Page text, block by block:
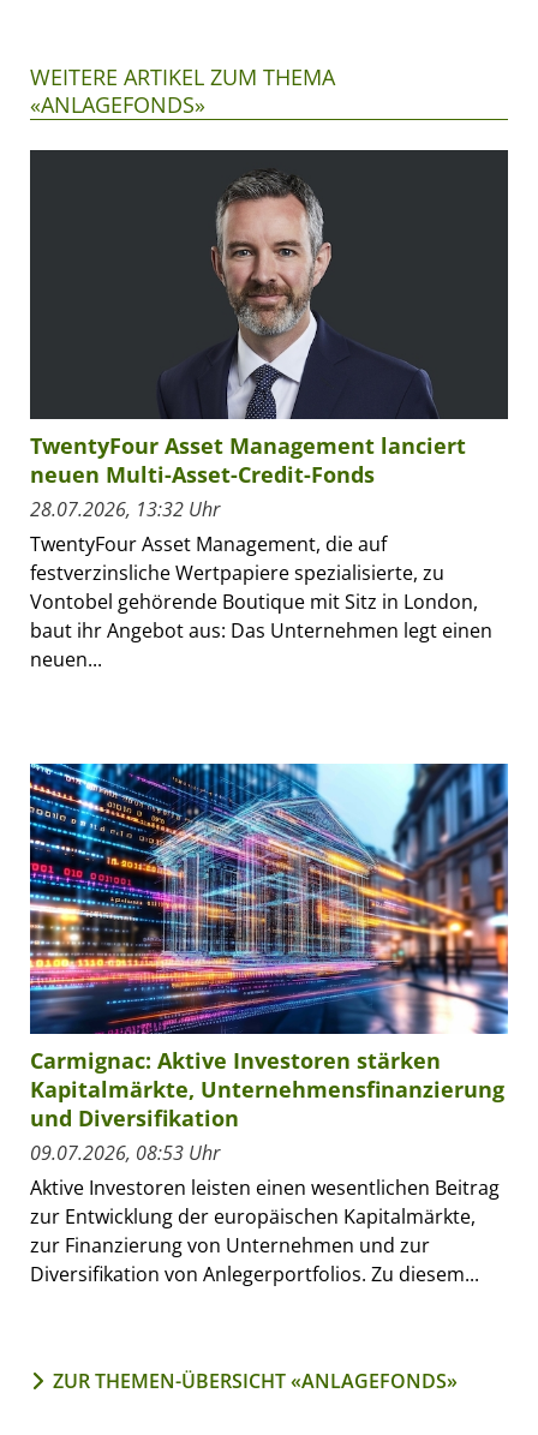
WEITERE ARTIKEL ZUM THEMA
«ANLAGEFONDS»
TwentyFour Asset Management lanciert
neuen Multi-Asset-Credit-Fonds
28.07.2026, 13:32 Uhr
TwentyFour Asset Management, die auf
festverzinsliche Wertpapiere spezialisierte, zu
Vontobel gehörende Boutique mit Sitz in London,
baut ihr Angebot aus: Das Unternehmen legt einen
neuen...
Carmignac: Aktive Investoren stärken
Kapitalmärkte, Unternehmensfinanzierung
und Diversifikation
09.07.2026, 08:53 Uhr
Aktive Investoren leisten einen wesentlichen Beitrag
zur Entwicklung der europäischen Kapitalmärkte,
zur Finanzierung von Unternehmen und zur
Diversifikation von Anlegerportfolios. Zu diesem...
ZUR THEMEN-ÜBERSICHT «ANLAGEFONDS»